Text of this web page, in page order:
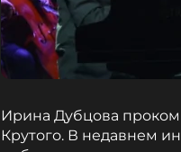
Ирина Дубцова
Крутого. В недавнем